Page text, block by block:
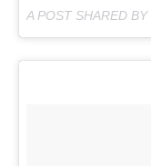
A POST SHARED BY